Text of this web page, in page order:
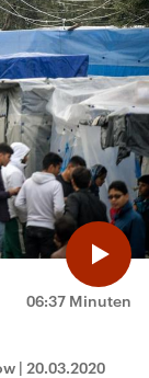
06:37 Minuten
| 20.03.2020